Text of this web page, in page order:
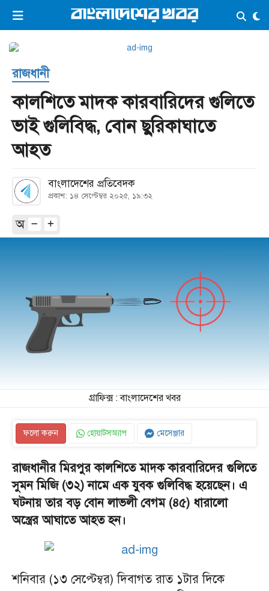
ভিডিও ই-পেপার লগইন ×
প্রচ্ছদ
সর্বশেষ
সব বিভাগ
আর্কাইভ
কনভার্টার
রাজধানী
কালশিতে মাদক কারবারিদের গুলিতে
ভাই গুলিবিদ্ধ, বোন ছুরিকাঘাতে
আহত
বাংলাদেশের প্রতিবেদক
প্রকাশ: ১৪ সেপ্টেম্বর ২০২৫, ১৯:৩২
অ
গ্রাফিক্স : বাংলাদেশের খবর
ফলো করুন হোয়াটসঅ্যাপ মেসেঞ্জার
রাজধানীর মিরপুর কালশিতে মাদক কারবারিদের গুলিতে
সুমন মিজি (৩২) নামে এক যুবক গুলিবিদ্ধ হয়েছেন। এ
ঘটনায় তার বড় বোন লাভলী বেগম (৪৫) ধারালো
অস্ত্রের আঘাতে আহত হন।
শনিবার (১৩ সেপ্টেম্বর) দিবাগত রাত ১টার দিকে